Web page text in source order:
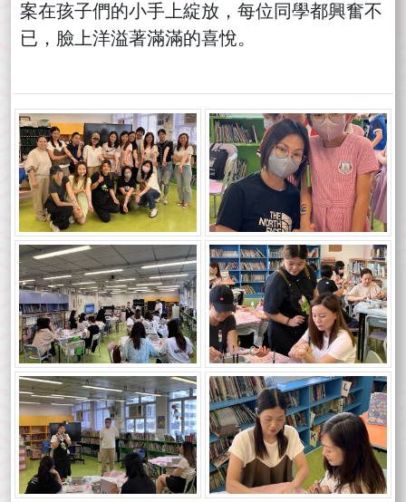
案在孩子們的小手上綻放，每位同學都興奮不
已，臉上洋溢著滿滿的喜悅。